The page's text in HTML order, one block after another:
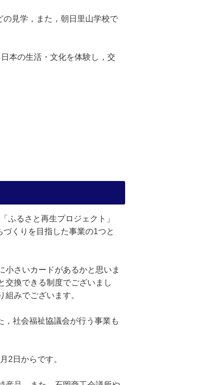
見学，また，朝日里山学校で
本の生活・文化を体験し，交
ふるさと再生プロジェクト」
くりを目指した事業の1つと
さいカードがあるかと思いま
交換できる制度でございまし
みでございます。
社会福祉協議会が行う事業も
2日からです。